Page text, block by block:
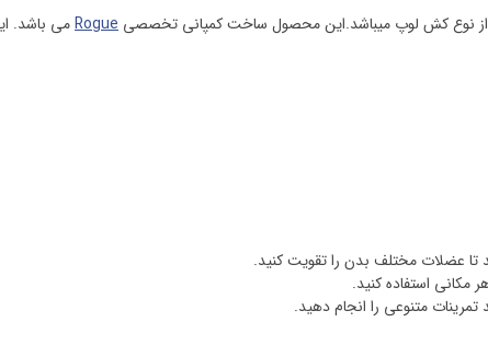
از نوع کش لوپ میباشد.این محصول ساخت کمپانی تخصصی Rogue